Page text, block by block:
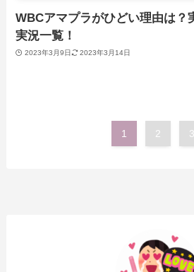
WBCアマプラがひどい理由は？
実況一覧！
2023年3月9日 2023年3月14日
1 2 3